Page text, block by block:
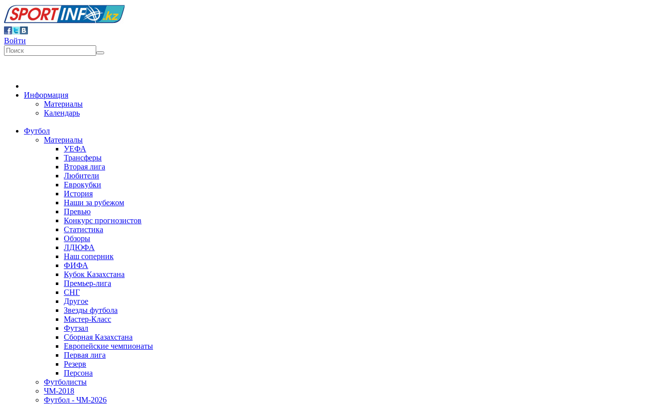
Войти
Информация
Материалы
Календарь
Футбол
Материалы
УЕФА
Трансферы
Вторая лига
Любители
Еврокубки
История
Наши за рубежом
Превью
Конкурс прогнозистов
Статистика
Обзоры
ЛДЮФА
Наш соперник
ФИФА
Кубок Казахстана
Премьер-лига
СНГ
Другое
Звезды футбола
Мастер-Класс
Футзал
Сборная Казахстана
Европейские чемпионаты
Первая лига
Резерв
Персона
Футболисты
ЧМ-2018
Футбол - ЧМ-2026